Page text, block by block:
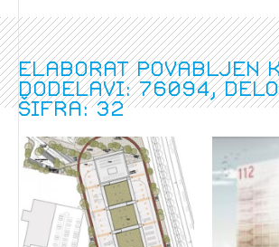
Elaborat povabljen
dodelavi: 76094,
šifra: 32